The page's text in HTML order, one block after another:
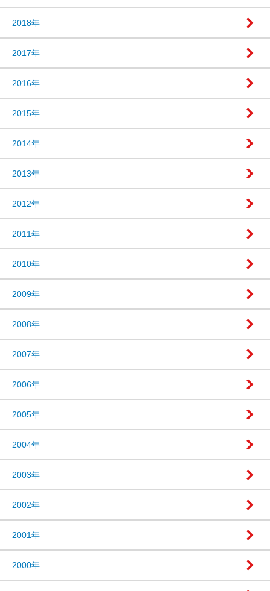
2018年
2017年
2016年
2015年
2014年
2013年
2012年
2011年
2010年
2009年
2008年
2007年
2006年
2005年
2004年
2003年
2002年
2001年
2000年